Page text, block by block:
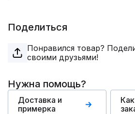
Поделиться
Понравился товар?
своими друзьями!
Нужна помощь?
Доставка и
примерка